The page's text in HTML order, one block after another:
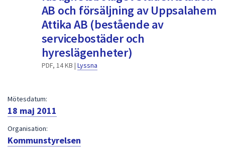
dem.
AB och försäljning av Uppsalahem
Attika AB (bestående av
servicebostäder och
hyreslägenheter)
PDF, 14 KB | Lyssna
Mötesdatum:
18 maj 2011
Organisation:
Kommunstyrelsen